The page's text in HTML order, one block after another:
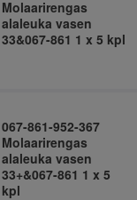
Molaarirengas
alaleuka vasen
33&067-861 1 x 5 kpl
067-861-952-367
Molaarirengas
alaleuka vasen
33+&067-861 1 x 5
kpl